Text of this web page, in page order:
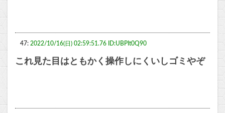
47: 2022/10/16(日) 02:59:51.76 ID:UBPIt0Q90
これ見た目はともかく操作しにくいしゴミやぞ